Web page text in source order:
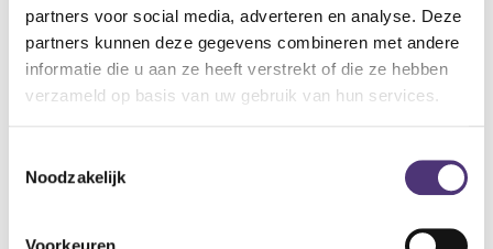
partners voor social media, adverteren en analyse. Deze
partners kunnen deze gegevens combineren met andere
informatie die u aan ze heeft verstrekt of die ze hebben
verzameld op basis van uw gebruik van hun services.
Noodzakelijk
Metatarsalgie
Specificaties:
Weefsel: Zachte nylon
Wijdte: XL
Binnenzool: Uitneembaar (inlegzool Tecnica S AIR)
Hiel: 15 mm